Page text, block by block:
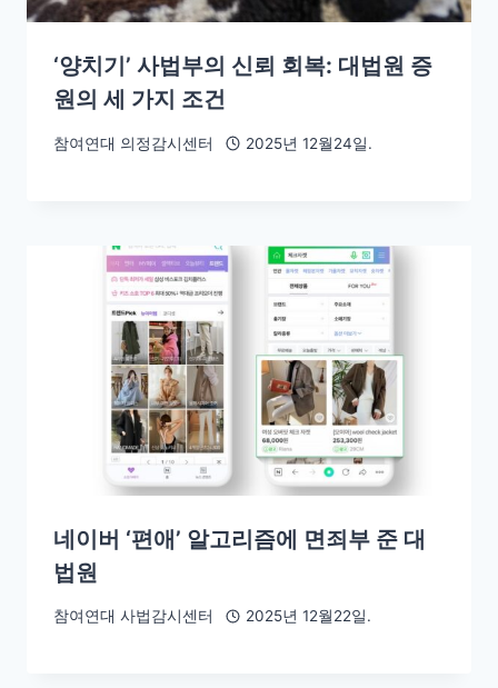
‘양치기’ 사법부의 신뢰 회복: 대법원 증
원의 세 가지 조건
참여연대 의정감시센터 2025년 12월24일.
네이버 ‘편애’ 알고리즘에 면죄부 준 대
법원
참여연대 사법감시센터 2025년 12월22일.